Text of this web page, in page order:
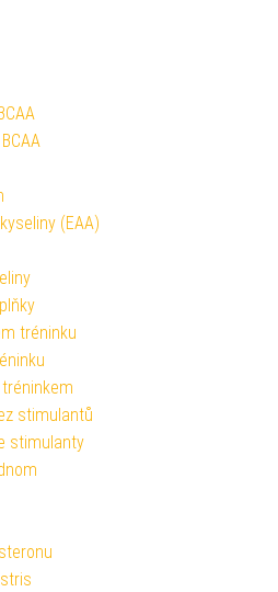
(EAA)
tréninku
stimulantů
stimulanty